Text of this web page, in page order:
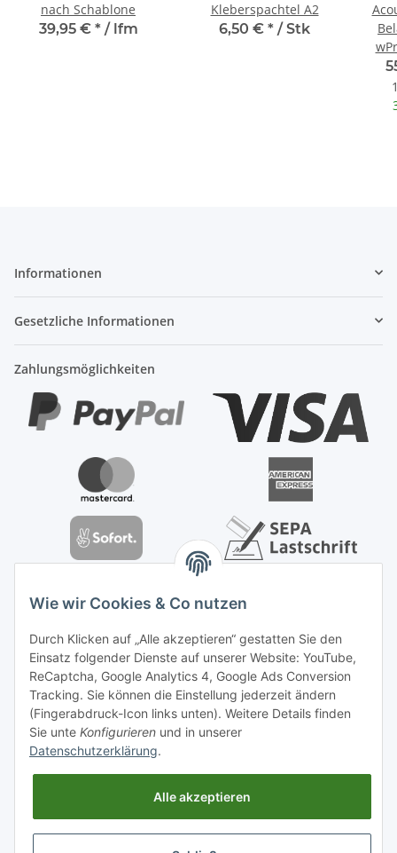
nach Schablone
39,95 € */ lfm
Kleberspachtel A2
6,50 € * / Stk
Informationen
Gesetzliche Informationen
Zahlungsmöglichkeiten
Profilor GmbH
OdF.Platz 2
16775 Löwenberger Land
Telefon: +49 (0) 33094-719-8719
E-Mail: info (ät) treppe99 (Punkt) de
Wie wir Cookies & Co nutzen
Durch Klicken auf „Alle akzeptieren“ gestatten Sie den
Einsatz folgender Dienste auf unserer Website: YouTube,
ReCaptcha, Google Analytics 4, Google Ads Conversion
Tracking. Sie können die Einstellung jederzeit ändern
(Fingerabdruck-Icon links unten). Weitere Details finden
Sie unte Konfigurieren und in unserer
Datenschutzerklärung.
Alle akzeptieren